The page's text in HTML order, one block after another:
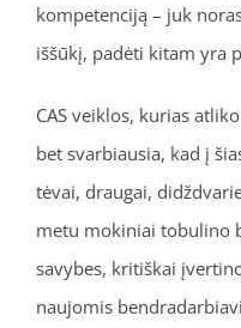
kompetenciją – juk
iššūkį, padėti kitam yra
CAS veiklos, kurias
bet svarbiausia, kad į
tėvai, draugai,
metu mokiniai tobulino
savybes, kritiškai
naujomis